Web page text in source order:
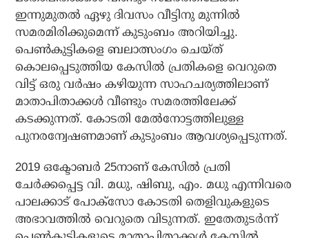
ഇന്നുമുതല്‍ ഏഴു ദിവസം വീട്ടിനു മുന്നില്‍
സമരമിരിക്കുമെന്ന് കുടുംബം അറിയിച്ചു.
പെണ്‍കുട്ടികളെ ബലാത്സംഗം ചെയ്ത്
കൊലപ്പെടുത്തിയ കേസില്‍ പ്രതികളെ വെറുതെ
വിട്ട് ഒരു വര്‍ഷം കഴിയുന്ന സാഹചര്യത്തിലാണ്
മാതാപിതാക്കള്‍ വീണ്ടും സമരത്തിലേക്ക്
കടക്കുന്നത്. കോടതി മേല്‍നോട്ടത്തിലുള്ള
പുനരന്വേഷണമാണ് കുടുംബം ആവശ്യപ്പെടുന്നത്.
2019 ഒക്ടോബര്‍ 25നാണ് കേസില്‍ പ്രതി
ചേര്‍ക്കപ്പെട്ട വി. മധു, ഷിബു, എം. മധു എന്നിവരെ
പാലക്കാട് പോക്‌സോ കോടതി തെളിവുകളുടെ
അഭാവത്തില്‍ വെറുതെ വിടുന്നത്. ഇതേതുടര്‍ന്ന്